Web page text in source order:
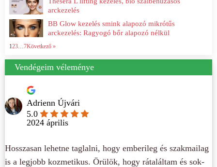
Vendégeim véleménye
Adrienn Újvári
5.0
2024 április
Hosszasan lehetne taglalni, hogy emberileg és szakmailag
is a legjobb kozmetikus. Örülök, hogy rátaláltam és sok-
arckezelés
BB Glow kezelés smink alapozó mikrótűs
arckezelés: Ragyogó bőr alapozó nélkül
123… 7Következő »